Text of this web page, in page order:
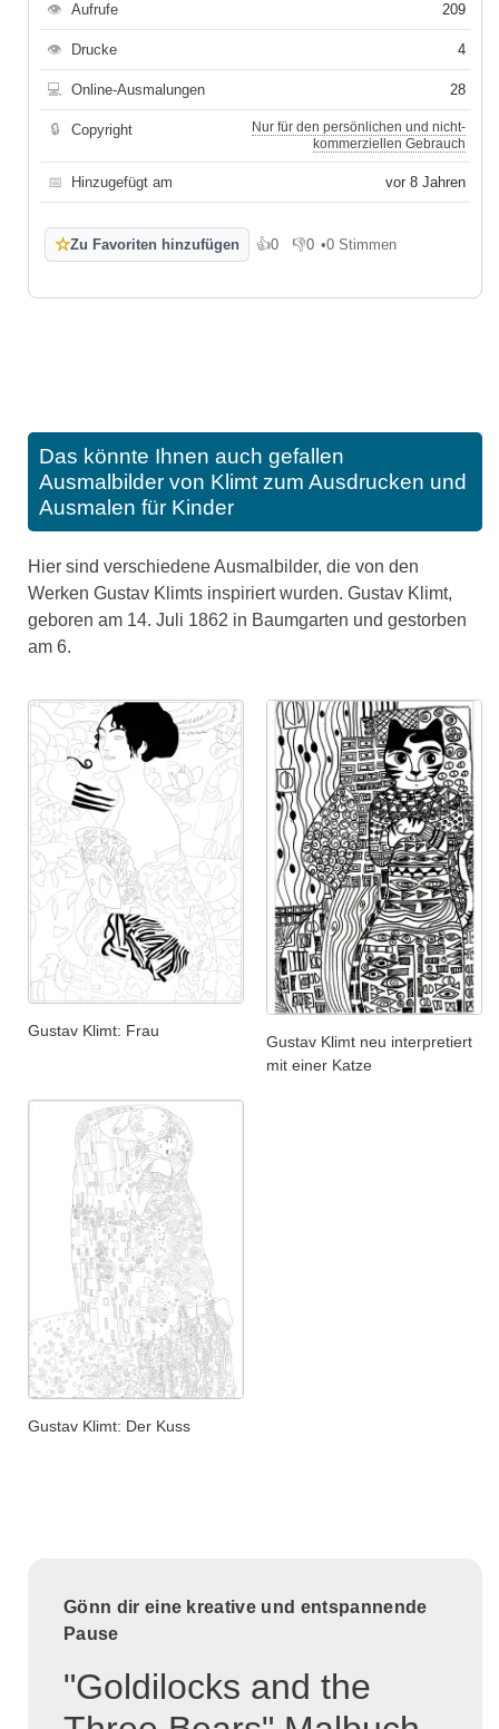
👁 Aufrufe 209
👁 Drucke 4
💻 Online-Ausmalungen 28
🔒 Copyright
Nur für den persönlichen und nicht-
kommerziellen Gebrauch
📅 Hinzugefügt am vor 8 Jahren
☆Zu Favoriten hinzufügen 👍0
Gefällt mir
👎0
Gefällt mir nicht
•0 Stimmen
Das könnte Ihnen auch gefallen
Ausmalbilder von Klimt zum Ausdrucken und
Ausmalen für Kinder
Hier sind verschiedene Ausmalbilder, die von den
Werken Gustav Klimts inspiriert wurden. Gustav Klimt,
geboren am 14. Juli 1862 in Baumgarten und gestorben
am 6.
Gustav Klimt: Frau
Gustav Klimt neu interpretiert
mit einer Katze
Gustav Klimt: Der Kuss
Gönn dir eine kreative und entspannende
Pause
"Goldilocks and the